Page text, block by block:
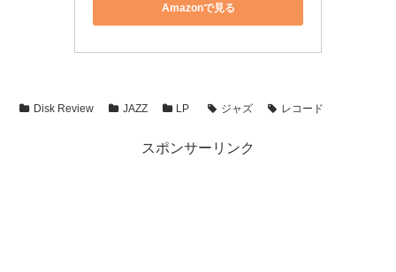
Amazonで見る
Disk Review JAZZ LP ジャズ レコード
スポンサーリンク